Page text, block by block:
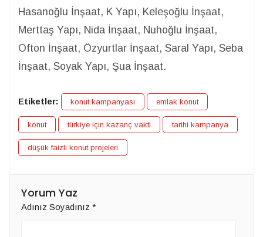
Hasanoğlu İnşaat, K Yapı, Keleşoğlu İnşaat,
Merttaş Yapı, Nida İnşaat, Nuhoğlu İnşaat,
Ofton İnşaat, Özyurtlar İnşaat, Saral Yapı, Seba
İnşaat, Soyak Yapı, Şua İnşaat.
Etiketler: konut kampanyası emlak konut
konut türkiye için kazanç vakti tarihi kampanya
düşük faizli konut projeleri
Yorum Yaz
Adınız Soyadınız *